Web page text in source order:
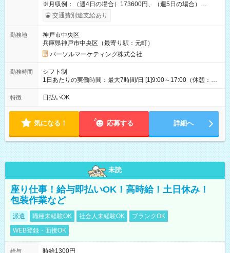
※月収例：（週4日の場合）173600円、（週5日の場合）
217000円 【試用期間】試用期間なし
交通費別途支給あり
勤務地
神戸市中央区
兵庫県神戸市中央区（最寄り駅：元町）
パーソルマーケティング株式会社
勤務時間
シフト制
1日あたりの実働時間：最大7時間/日 [1]9:00～17:00（休憩：1
時間） [2]11:00～19:00（休憩：1時間） [3]10:00～18:00（休
憩：1時間） 週4日～週5日シフト相談OK ※土日どちらか休み、
日祝/10～18時（実働7hシフト制）
特徴 日払いOK
気になる！ 応募する 詳細へ
未読
座り仕事！給与即払いOK！高時給！土日休み！
包装作業など
派遣 職種未経験OK 社会人未経験OK
ブランクOK
WEB登録・面接OK
給与 時給1300円